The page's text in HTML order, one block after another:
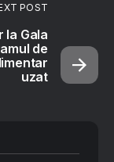
POST
la Gala
de
uzat